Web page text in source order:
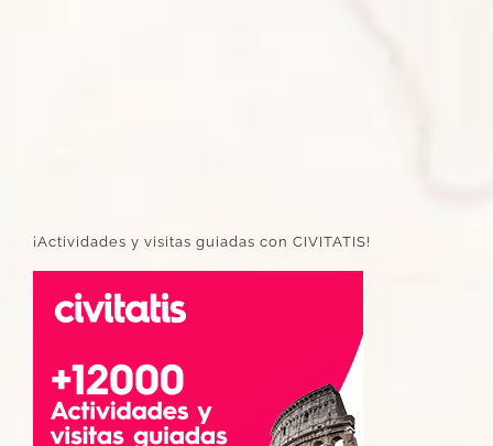
¡Actividades y visitas guiadas con CIVITATIS!